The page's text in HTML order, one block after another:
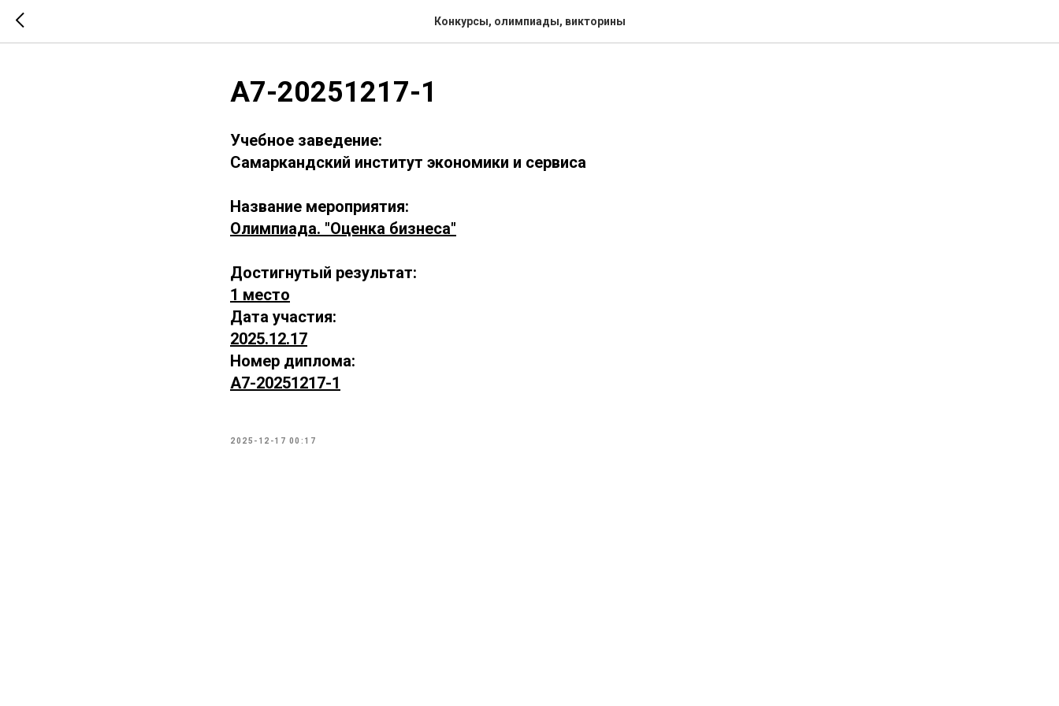
Конкурсы, олимпиады, викторины
А7-20251217-1
Учебное заведение:
Самаркандский институт экономики и сервиса
Название мероприятия:
Олимпиада. "Оценка бизнеса"
Достигнутый результат:
1 место
Дата участия:
2025.12.17
Номер диплома:
А7-20251217-1
2025-12-17 00:17